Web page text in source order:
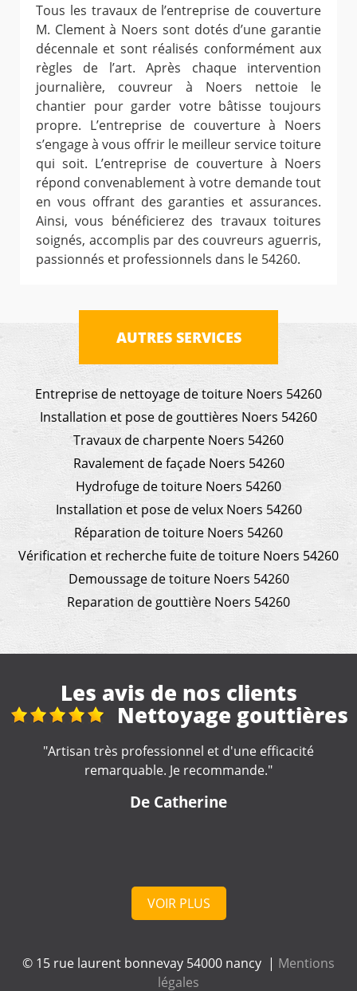
Tous les travaux de l’entreprise de couverture
M. Clement à Noers sont dotés d’une garantie
décennale et sont réalisés conformément aux
règles de l’art. Après chaque intervention
journalière, couvreur à Noers nettoie le
chantier pour garder votre bâtisse toujours
propre. L’entreprise de couverture à Noers
s’engage à vous offrir le meilleur service toiture
qui soit. L’entreprise de couverture à Noers
répond convenablement à votre demande tout
en vous offrant des garanties et assurances.
Ainsi, vous bénéficierez des travaux toitures
soignés, accomplis par des couvreurs aguerris,
passionnés et professionnels dans le 54260.
AUTRES SERVICES
Entreprise de nettoyage de toiture Noers 54260
Installation et pose de gouttières Noers 54260
Travaux de charpente Noers 54260
Ravalement de façade Noers 54260
Hydrofuge de toiture Noers 54260
Installation et pose de velux Noers 54260
Réparation de toiture Noers 54260
Vérification et recherche fuite de toiture Noers 54260
Demoussage de toiture Noers 54260
Reparation de gouttière Noers 54260
Les avis de nos clients
Réhon, 2 rue aubrion
"Merci, devis rapide, travail qui s'en suit correct. Equipe
de travaux cordiale."
De pascal38
VOIR PLUS
© 15 rue laurent bonnevay 54000 nancy | Mentions
légales